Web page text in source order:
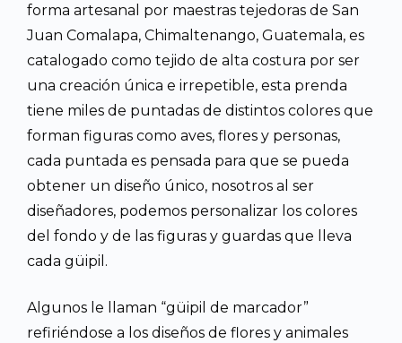
forma artesanal por maestras tejedoras de San
Juan Comalapa, Chimaltenango, Guatemala, es
catalogado como tejido de alta costura por ser
una creación única e irrepetible, esta prenda
tiene miles de puntadas de distintos colores que
forman figuras como aves, flores y personas,
cada puntada es pensada para que se pueda
obtener un diseño único, nosotros al ser
diseñadores, podemos personalizar los colores
del fondo y de las figuras y guardas que lleva
cada güipil.
Algunos le llaman “güipil de marcador”
refiriéndose a los diseños de flores y animales